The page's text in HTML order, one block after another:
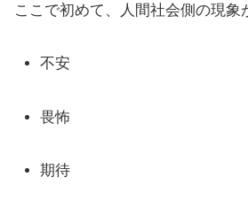
ここで初めて、人間社会側の現象
不安
畏怖
期待